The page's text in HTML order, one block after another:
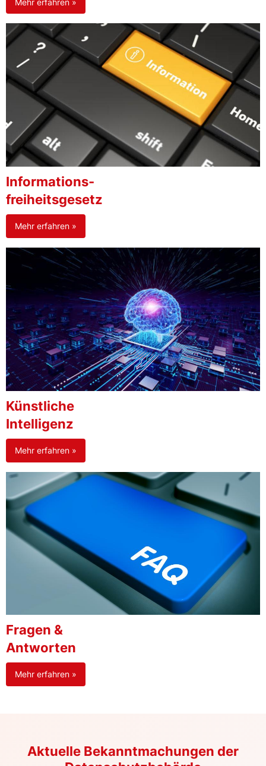
Informations-
freiheitsgesetz
Mehr erfahren »
Künstliche
Intelligenz
Mehr erfahren »
Fragen &
Antworten
Mehr erfahren »
Aktuelle Bekanntmachungen der